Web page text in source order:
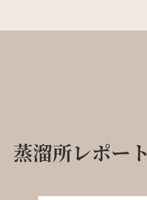
蒸溜所レポート